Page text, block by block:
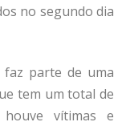
no segundo dia
parte de uma
tem um total de
vítimas e